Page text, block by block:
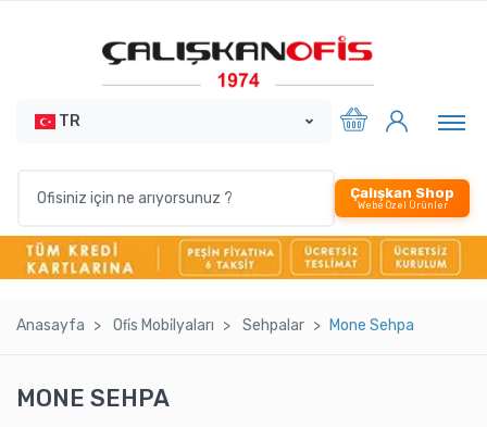
TR
Çalışkan Shop
Webe Özel Ürünler
Anasayfa Ofi̇s Mobi̇lyaları Sehpalar Mone Sehpa
MONE SEHPA